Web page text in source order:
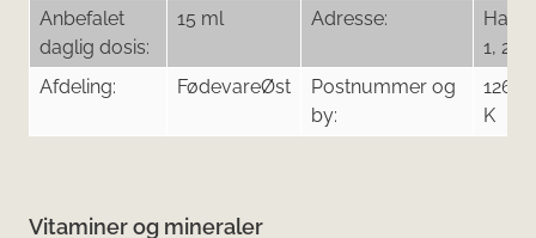
Anbefalet
daglig dosis:
15 ml Adresse:
1, 2.
Afdeling:
FødevareØst
Postnummer og
by:
1267
K
Vitaminer og mineraler